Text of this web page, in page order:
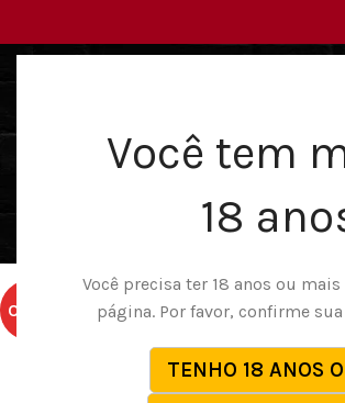
Você tem
18
Você precisa ter 18 anos ou
página. Por favor, confirme
TENHO 18 ANOS
VIBRADORESPÊNIS DE
OFERTA